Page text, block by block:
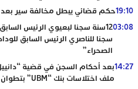
19:10حكم قضائي يبطل مخالفة سير بعد
03:08
سجنا للناصري الرئيس السابق
الصحراء”
14:27بعد أحكام السجن في قضية
ملف اختلاسات بنك “UBM” بتطوان